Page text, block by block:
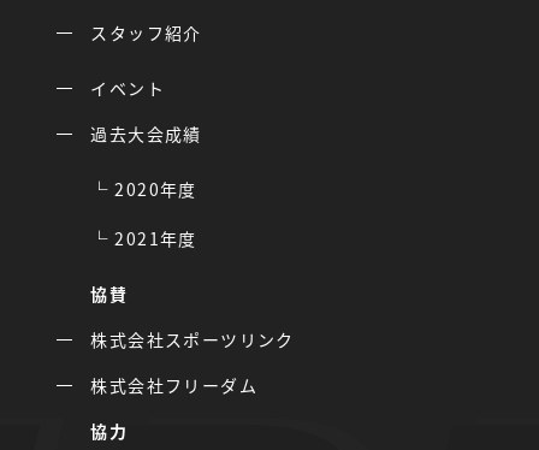
スタッフ紹介
イベント
過去大会成績
2020年度
2021年度
協賛
株式会社スポーツリンク
株式会社フリーダム
協力